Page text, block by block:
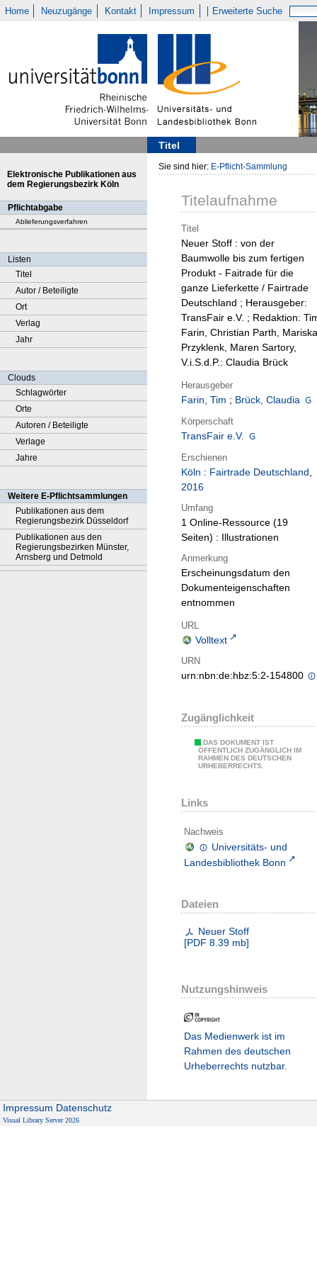
Home Neuzugänge Kontakt Impressum Erweiterte Suche
Titel
Elektronische Publikationen aus
dem Regierungsbezirk Köln
Pflichtabgabe
Ablieferungsverfahren
Listen
Titel
Autor / Beteiligte
Ort
Verlag
Jahr
Clouds
Schlagwörter
Orte
Autoren / Beteiligte
Verlage
Jahre
Weitere E-Pflichtsammlungen
Publikationen aus dem
Regierungsbezirk Düsseldorf
Publikationen aus den
Regierungsbezirken Münster,
Arnsberg und Detmold
Sie sind hier: E-Pflicht-Sammlung
Titelaufnahme
Titel
Neuer Stoff : von der
Baumwolle bis zum fertigen
Produkt - Faitrade für die
ganze Lieferkette / Fairtrade
Deutschland ; Herausgeber:
TransFair e.V. ; Redaktion:
Farin, Christian Parth, Mariska
Przyklenk, Maren Sartory,
V.i.S.d.P.: Claudia Brück
Herausgeber
Farin, Tim ; Brück, Claudia
Körperschaft
TransFair e.V.
Erschienen
Köln : Fairtrade Deutschland,
2016
Umfang
1 Online-Ressource (19
Seiten) : Illustrationen
Anmerkung
Erscheinungsdatum den
Dokumenteigenschaften
entnommen
URL
Volltext
URN
urn:nbn:de:hbz:5:2-154800
Zugänglichkeit
DAS DOKUMENT IST
ÖFFENTLICH ZUGÄNGLICH IM
RAHMEN DES DEUTSCHEN
URHEBERRECHTS.
Links
Nachweis
Universitäts- und
Landesbibliothek Bonn
Dateien
Neuer Stoff
[PDF 8.39 mb]
Nutzungshinweis
Das Medienwerk ist im
Rahmen des deutschen
Urheberrechts nutzbar.
Impressum Datenschutz
Visual Library Server 2026